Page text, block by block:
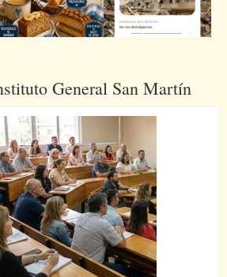
General San Martín